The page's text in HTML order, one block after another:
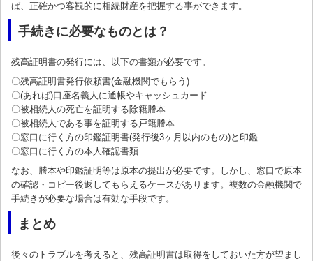
ば、正確かつ客観的に相続財産を把握する事ができます。
手続きに必要なものとは？
残高証明書の発行には、以下の書類が必要です。
〇残高証明書発行依頼書(金融機関でもらう)
〇(あれば)口座名義人に通帳やキャッシュカード
〇被相続人の死亡を証明する除籍謄本
〇被相続人である事を証明する戸籍謄本
〇窓口に行く方の印鑑証明書(発行後3ヶ月以内のもの)と印鑑
〇窓口に行く方の本人確認書類
なお、謄本や印鑑証明等は原本の提出が必要です。しかし、窓口で原本
の確認・コピー後返してもらえるケースがあります。複数の金融機関で
手続きが必要な場合は有効な手段です。
まとめ
後々のトラブルを考えると、残高証明書は取得をしておいた方が望まし